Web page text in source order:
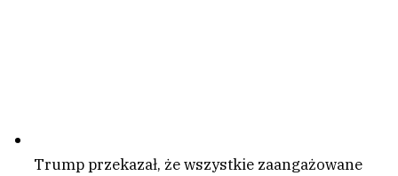
Trump przekazał, że wszystkie zaangażowane